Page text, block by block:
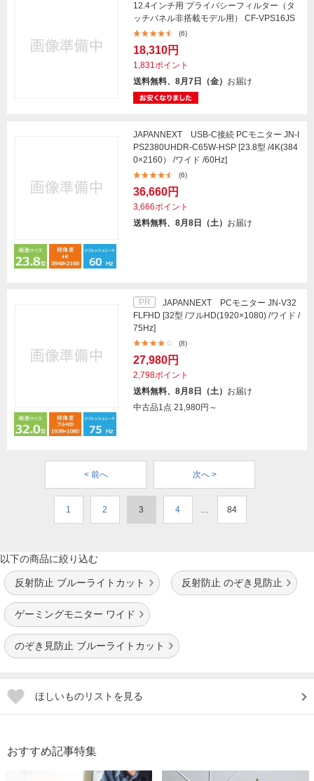
12.4インチ用 プライバシーフィルター（タ
ッチパネル非搭載モデル用） CF-VPS16JS
(6)
18,310円
1,831ポイント
送料無料、8月7日（金） お届け
JAPANNEXT USB-C接続 PCモニター JN-I
PS2380UHDR-C65W-HSP [23.8型 /4K(384
0×2160） /ワイド /60Hz]
(6)
36,660円
3,666ポイント
送料無料、8月8日（土） お届け
PR
JAPANNEXT PCモニター JN-V32
FLFHD [32型 /フルHD(1920×1080) /ワイド /
75Hz]
(8)
27,980円
2,798ポイント
送料無料、8月8日（土） お届け
中古品1点 21,980円～
< 前へ 次へ >
1 2 3 4 … 84
以下の商品に絞り込む
反射防止 ブルーライトカット 反射防止 のぞき見防止
ゲーミングモニター ワイド
のぞき見防止 ブルーライトカット
ほしいものリストを見る
おすすめ記事特集